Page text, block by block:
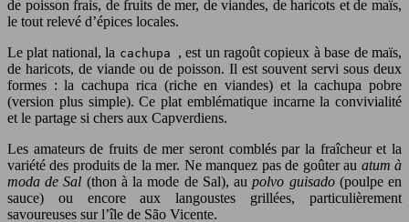
de poisson frais, de fruits de mer, de viandes, de haricots et de maïs,
le tout relevé d’épices locales.
Le plat national, la cachupa , est un ragoût copieux à base de maïs,
de haricots, de viande ou de poisson. Il est souvent servi sous deux
formes : la cachupa rica (riche en viandes) et la cachupa pobre
(version plus simple). Ce plat emblématique incarne la convivialité
et le partage si chers aux Capverdiens.
Les amateurs de fruits de mer seront comblés par la fraîcheur et la
variété des produits de la mer. Ne manquez pas de goûter au atum à
moda de Sal (thon à la mode de Sal), aupolvo guisado (poulpe en
sauce) ou encore aux langoustes grillées, particulièrement
savoureuses sur l’île de São Vicente.